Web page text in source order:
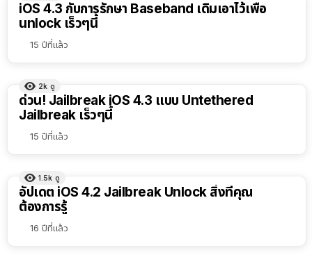
iOS 4.3 กับการรักษา Baseband เดิมเอาไว้เพื่อ
unlock เร็วๆนี้
15 ปีที่แล้ว
2k ดู
ด่วน! Jailbreak iOS 4.3 แบบ Untethered
Jailbreak เร็วๆนี้
15 ปีที่แล้ว
1.5k ดู
อัปเดต iOS 4.2 Jailbreak Unlock สิ่งที่คุณ
ต้องการรู้
16 ปีที่แล้ว